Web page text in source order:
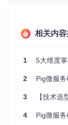
二、场景化
环境检查清单 🛠️
✅ Maven
✅ 4GB+内存
# 克隆项目代码库
相关内
1 5大维度掌
2 Pig微服务
3 【技术选型
4 Pig微服